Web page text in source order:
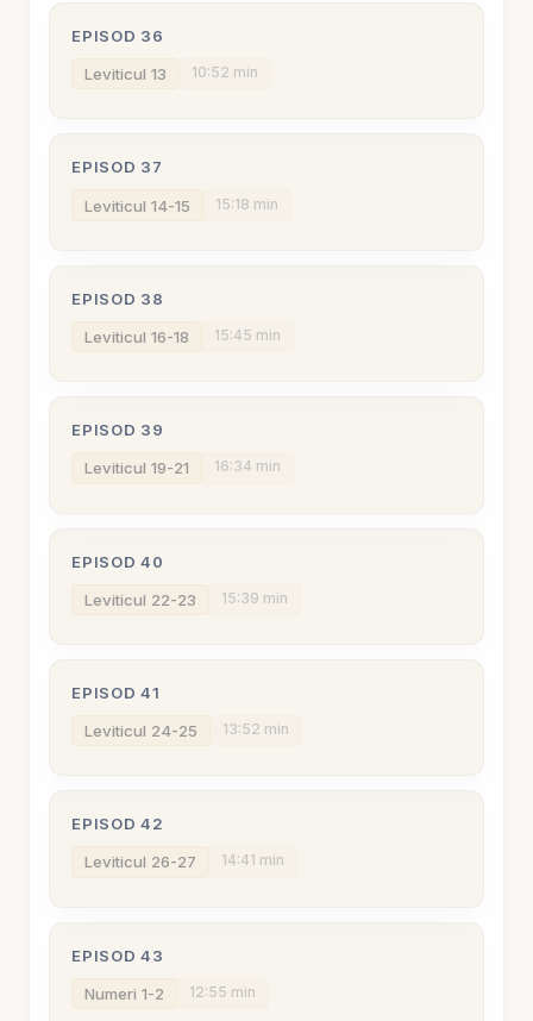
EPISOD 36
Leviticul 13 10:52 min
EPISOD 37
Leviticul 14-15 15:18 min
EPISOD 38
Leviticul 16-18 15:45 min
EPISOD 39
Leviticul 19-21 16:34 min
EPISOD 40
Leviticul 22-23 15:39 min
EPISOD 41
Leviticul 24-25 13:52 min
EPISOD 42
Leviticul 26-27 14:41 min
EPISOD 43
Numeri 1-2 12:55 min